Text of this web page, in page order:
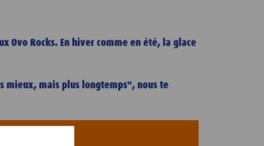
Ovo Rocks. En hiver comme en été, la glace
mieux, mais plus longtemps", nous te